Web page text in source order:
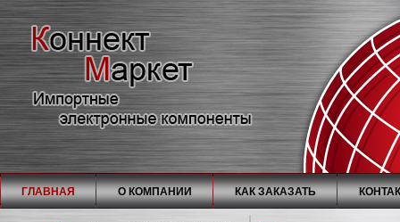
ГЛАВНАЯ О КОМПАНИИ КАК ЗАКАЗАТЬ